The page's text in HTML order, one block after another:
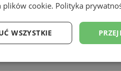
plików cookie. Polityka
WSZYSTKIE
Funkcjonalność